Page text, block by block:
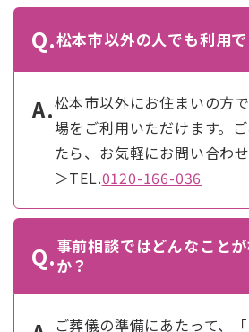
Q.松本市以外の人でも利用
A.松本市以外にお住まいの方
場をご利用いただけます。
たら、お気軽にお問い合わせ
＞TEL.0120-166-036
Q.事前相談ではどんなこと
か？
ご葬儀の準備にあたって、